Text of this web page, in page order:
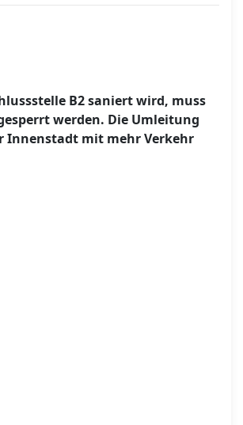
B2 saniert wird, muss
werden. Die Umleitung
Innenstadt mit mehr Verkehr